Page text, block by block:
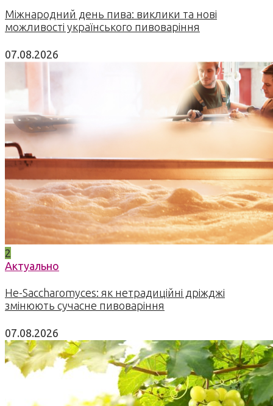
Міжнародний день пива: виклики та нові
можливості українського пивоваріння
07.08.2026
2
Актуально
Не-Saccharomyces: як нетрадиційні дріжджі
змінюють сучасне пивоваріння
07.08.2026